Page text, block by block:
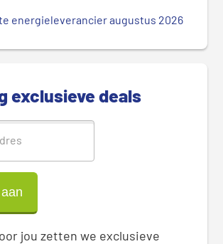
energieleverancier augustus 2026
exclusieve deals
jou zetten we exclusieve